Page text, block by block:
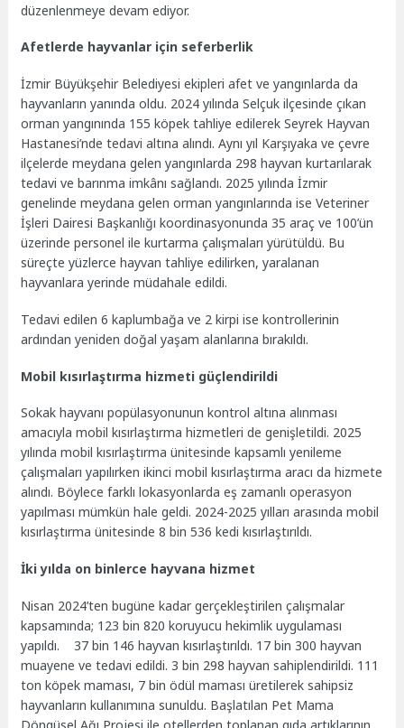
düzenlenmeye devam ediyor.
Afetlerde hayvanlar için seferberlik
İzmir Büyükşehir Belediyesi ekipleri afet ve yangınlarda da
hayvanların yanında oldu. 2024 yılında Selçuk ilçesinde çıkan
orman yangınında 155 köpek tahliye edilerek Seyrek Hayvan
Hastanesi’nde tedavi altına alındı. Aynı yıl Karşıyaka ve çevre
ilçelerde meydana gelen yangınlarda 298 hayvan kurtarılarak
tedavi ve barınma imkânı sağlandı. 2025 yılında İzmir
genelinde meydana gelen orman yangınlarında ise Veteriner
İşleri Dairesi Başkanlığı koordinasyonunda 35 araç ve 100’ün
üzerinde personel ile kurtarma çalışmaları yürütüldü. Bu
süreçte yüzlerce hayvan tahliye edilirken, yaralanan
hayvanlara yerinde müdahale edildi.
Tedavi edilen 6 kaplumbağa ve 2 kirpi ise kontrollerinin
ardından yeniden doğal yaşam alanlarına bırakıldı.
Mobil kısırlaştırma hizmeti güçlendirildi
Sokak hayvanı popülasyonunun kontrol altına alınması
amacıyla mobil kısırlaştırma hizmetleri de genişletildi. 2025
yılında mobil kısırlaştırma ünitesinde kapsamlı yenileme
çalışmaları yapılırken ikinci mobil kısırlaştırma aracı da hizmete
alındı. Böylece farklı lokasyonlarda eş zamanlı operasyon
yapılması mümkün hale geldi. 2024-2025 yılları arasında mobil
kısırlaştırma ünitesinde 8 bin 536 kedi kısırlaştırıldı.
İki yılda on binlerce hayvana hizmet
Nisan 2024’ten bugüne kadar gerçekleştirilen çalışmalar
kapsamında; 123 bin 820 koruyucu hekimlik uygulaması
yapıldı. 37 bin 146 hayvan kısırlaştırıldı. 17 bin 300 hayvan
muayene ve tedavi edildi. 3 bin 298 hayvan sahiplendirildi. 111
ton köpek maması, 7 bin ödül maması üretilerek sahipsiz
hayvanların kullanımına sunuldu. Başlatılan Pet Mama